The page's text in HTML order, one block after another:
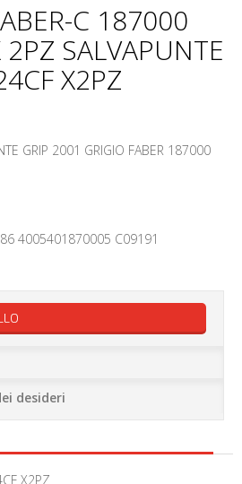
C 187000
SALVAPUNTE
X2PZ
GRIP 2001 GRIGIO FABER 187000
4005401870005 C09191
desideri
X2PZ